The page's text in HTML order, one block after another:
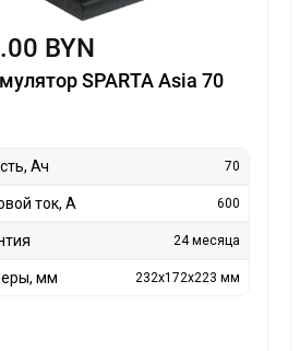
BYN
SPARTA Asia 70
Ач 70
ток, А 600
24 месяца
мм 232х172х223 мм